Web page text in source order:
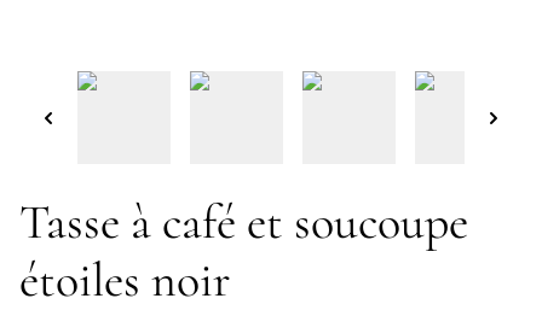
Tasse à café et soucoupe
étoiles noir